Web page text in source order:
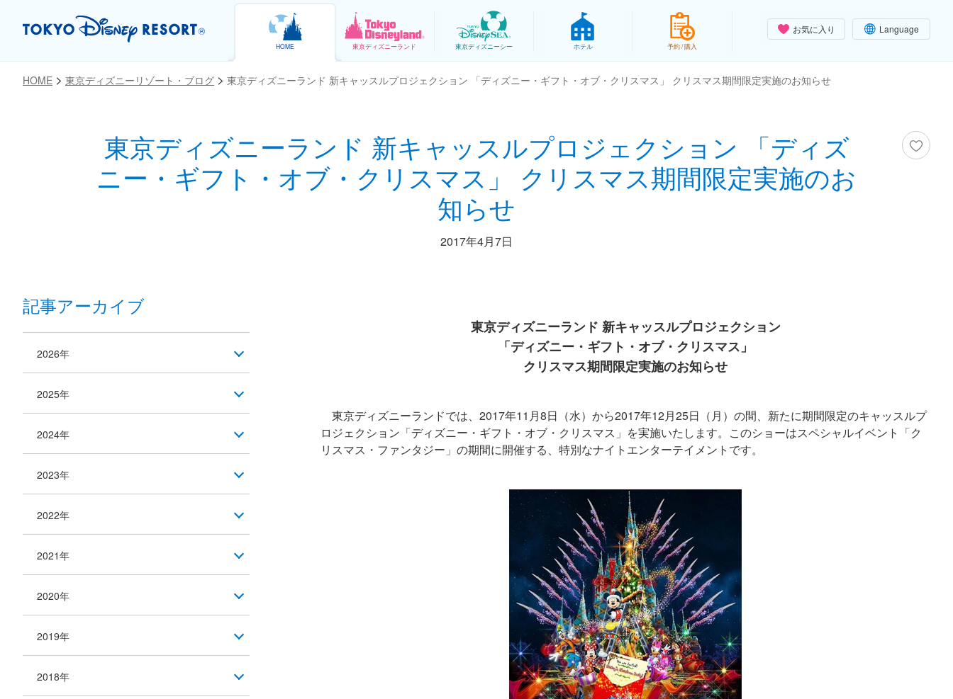
お気に入り Language
HOME 東京ディズニーランド 東京ディズニーシー ホテル 予約 / 購入
HOME 東京ディズニーリゾート・ブログ 東京ディズニーランド 新キャッスルプロジェクション 「ディズニー・ギフト・オブ・クリスマス」 クリスマス期間限定実施のお知らせ
東京ディズニーランド 新キャッスルプロジェクション 「ディズ
ニー・ギフト・オブ・クリスマス」 クリスマス期間限定実施のお
知らせ
お気に入り
2017年4月7日
東京ディズニーランド 新キャッスルプロジェクション
「ディズニー・ギフト・オブ・クリスマス」
クリスマス期間限定実施のお知らせ
東京ディズニーランドでは、2017年11月8日（水）から2017年12月25日（月）の間、新たに期間限定のキャッスルプ
ロジェクション「ディズニー・ギフト・オブ・クリスマス」を実施いたします。このショーはスペシャルイベント「ク
リスマス・ファンタジー」の期間に開催する、特別なナイトエンターテイメントです。
記事アーカイブ
2026年
2025年
2024年
2023年
2022年
2021年
2020年
2019年
2018年